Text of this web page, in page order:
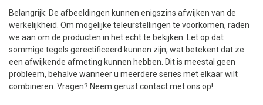
Belangrijk: De afbeeldingen kunnen enigszins afwijken van de
werkelijkheid. Om mogelijke teleurstellingen te voorkomen, raden
we aan om de producten in het echt te bekijken. Let op dat
sommige tegels gerectificeerd kunnen zijn, wat betekent dat ze
een afwijkende afmeting kunnen hebben. Dit is meestal geen
probleem, behalve wanneer u meerdere series met elkaar wilt
combineren. Vragen? Neem gerust contact met ons op!